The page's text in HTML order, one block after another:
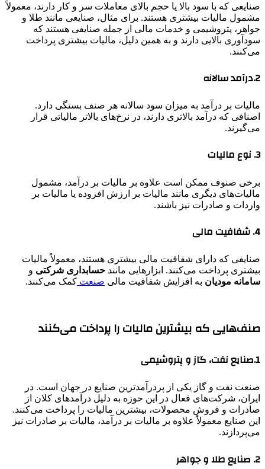
صنایعی که با سود بالا یا حجم بالای معاملات سر و کار دارند، معمولاً
مشمول مالیات بیشتری هستند. برای مثال، صنایعی مانند طلا و
جواهر، پتروشیمی و خدمات مالی از جمله صنایفی هستند که
سودآوری بالایی دارند و به همین دلیل، مالیات بیشتری پرداخت
می‌کنند.
2.درآمد سالانه
مالیات بر درآمد به میزان سود سالانه هر صنف بستگی دارد.
اصنافی که درآمد بالاتری دارند، در نرخ‌های بالاتر مالیاتی قرار
می‌گیرند.
3. نوع مالیات
برخی صنوف ممکن است علاوه بر مالیات بر درآمد، مشمول
مالیات‌های دیگری مانند مالیات بر ارزش افزوده یا مالیات بر
واردات و صادرات نیز باشند.
4. شفافیت مالی
صنایفی که دارای شفافیت مالی بیشتری هستند، معمولاً مالیات
بیشتری پرداخت می‌کنند. ابزارهایی مانند حسابداری شرکتی و
سامانه مودیان به افزایش شفافیت مالی صنعت کمک می‌کنند.
صنف‌هایی که بیشترین مالیات را پرداخت می‌کنند
1.صنایع نفت، گاز و پتروشیمی
صنعت نفت و گاز یکی از پردرآمدترین صنایع در جهان است. در
ایران، شرکت‌های فعال در این حوزه به دلیل درآمدهای کلان از
صادرات و فروش محصولات، بیشترین مالیات را پرداخت می‌کنند.
این صنایع معمولاً علاوه بر مالیات بر درآمد، مالیات بر صادرات نیز
می‌پردازند.
2. صنایع طلا و جواهر